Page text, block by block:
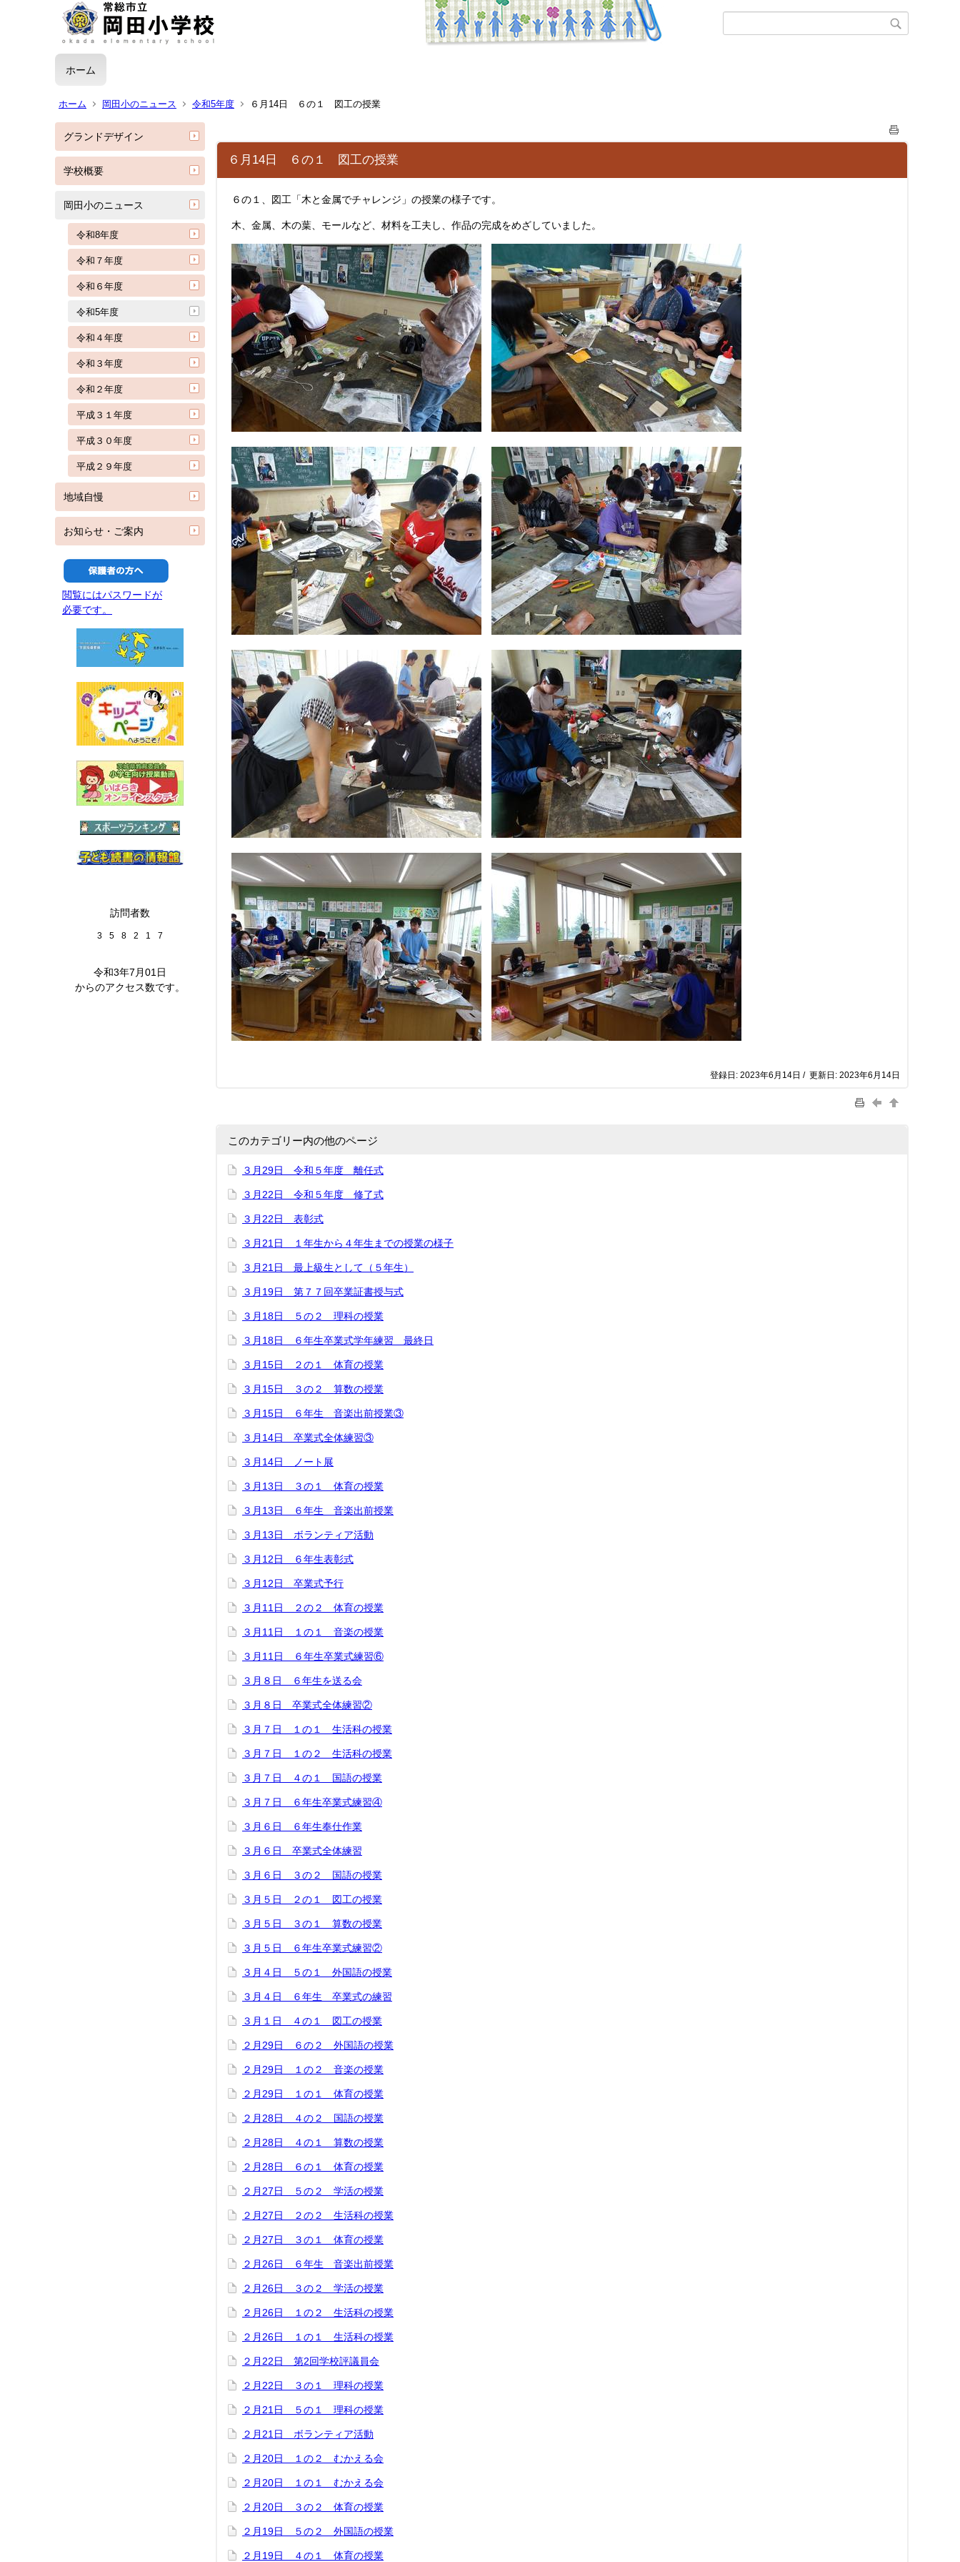
ホーム
ホーム 岡田小のニュース 令和5年度 ６月14日 ６の１ 図工の授業
グランドデザイン
学校概要
岡田小のニュース
令和8年度
令和７年度
令和６年度
令和5年度
令和４年度
令和３年度
令和２年度
平成３１年度
平成３０年度
平成２９年度
地域自慢
お知らせ・ご案内
閲覧にはパスワードが
必要です。
訪問者数
3 5 8 2 1 7
令和3年7月01日
からのアクセス数です。
６月14日 ６の１ 図工の授業
６の１、図工「木と金属でチャレンジ」の授業の様子です。
木、金属、木の葉、モールなど、材料を工夫し、作品の完成をめざしていました。
登録日: 2023年6月14日 / 更新日: 2023年6月14日
このカテゴリー内の他のページ
３月29日 令和５年度 離任式
３月22日 令和５年度 修了式
３月22日 表彰式
３月21日 １年生から４年生までの授業の様子
３月21日 最上級生として（５年生）
３月19日 第７７回卒業証書授与式
３月18日 ５の２ 理科の授業
３月18日 ６年生卒業式学年練習 最終日
３月15日 ２の１ 体育の授業
３月15日 ３の２ 算数の授業
３月15日 ６年生 音楽出前授業③
３月14日 卒業式全体練習③
３月14日 ノート展
３月13日 ３の１ 体育の授業
３月13日 ６年生 音楽出前授業
３月13日 ボランティア活動
３月12日 ６年生表彰式
３月12日 卒業式予行
３月11日 ２の２ 体育の授業
３月11日 １の１ 音楽の授業
３月11日 ６年生卒業式練習⑥
３月８日 ６年生を送る会
３月８日 卒業式全体練習②
３月７日 １の１ 生活科の授業
３月７日 １の２ 生活科の授業
３月７日 ４の１ 国語の授業
３月７日 ６年生卒業式練習④
３月６日 ６年生奉仕作業
３月６日 卒業式全体練習
３月６日 ３の２ 国語の授業
３月５日 ２の１ 図工の授業
３月５日 ３の１ 算数の授業
３月５日 ６年生卒業式練習②
３月４日 ５の１ 外国語の授業
３月４日 ６年生 卒業式の練習
３月１日 ４の１ 図工の授業
２月29日 ６の２ 外国語の授業
２月29日 １の２ 音楽の授業
２月29日 １の１ 体育の授業
２月28日 ４の２ 国語の授業
２月28日 ４の１ 算数の授業
２月28日 ６の１ 体育の授業
２月27日 ５の２ 学活の授業
２月27日 ２の２ 生活科の授業
２月27日 ３の１ 体育の授業
２月26日 ６年生 音楽出前授業
２月26日 ３の２ 学活の授業
２月26日 １の２ 生活科の授業
２月26日 １の１ 生活科の授業
２月22日 第2回学校評議員会
２月22日 ３の１ 理科の授業
２月21日 ５の１ 理科の授業
２月21日 ボランティア活動
２月20日 １の２ むかえる会
２月20日 １の１ むかえる会
２月20日 ３の２ 体育の授業
２月19日 ５の２ 外国語の授業
２月19日 ４の１ 体育の授業